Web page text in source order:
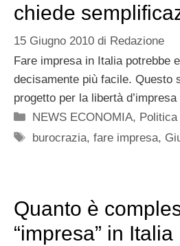
chiede
15 Giugno 2010 di Redazione
Fare impresa in Italia potrebbe
decisamente più facile. Questo
progetto per la libertà
Categorie
NEWS ECONOMIA,
Tag
burocrazia,fare impresa,
Quanto è
“impresa” in Italia